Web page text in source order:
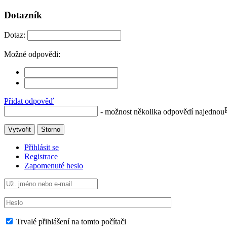
Dotazník
Dotaz:
Možné odpovědi:
Přidat odpověď
- možnost několika odpovědí najednou
Vytvořit Storno
Přihlásit se
Registrace
Zapomenuté heslo
Trvalé přihlášení na tomto počítači